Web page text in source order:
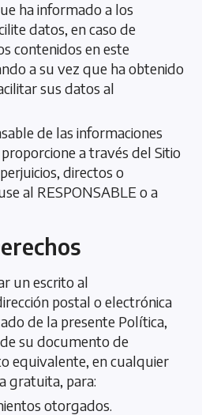
ha informado a los
datos, en caso de
contenidos en este
a su vez que ha obtenido
sus datos al
de las informaciones
a través del Sitio
directos o
al RESPONSABLE o a
un escrito al
postal o electrónica
de la presente Política,
su documento de
equivalente, en cualquier
gratuita, para:
otorgados.